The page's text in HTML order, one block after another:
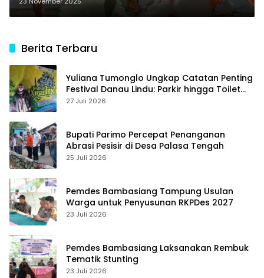
Berita Terbaru
Yuliana Tumonglo Ungkap Catatan Penting
Festival Danau Lindu: Parkir hingga Toilet
Harus Jadi Prioritas
27 Juli 2026
Bupati Parimo Percepat Penanganan
Abrasi Pesisir di Desa Palasa Tengah
25 Juli 2026
Pemdes Bambasiang Tampung Usulan
Warga untuk Penyusunan RKPDes 2027
23 Juli 2026
Pemdes Bambasiang Laksanakan Rembuk
Tematik Stunting
23 Juli 2026